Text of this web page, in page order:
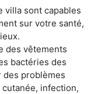
villa sont capables
sur votre santé,
des vêtements
bactéries des
des problèmes
infection,